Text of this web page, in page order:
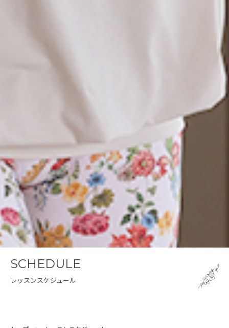
SCHEDULE
レッスンスケジュール